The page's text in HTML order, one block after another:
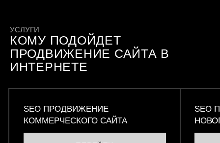
УСЛУГИ
КОМУ ПОДОЙДЕТ
ПРОДВИЖЕНИЕ САЙТА В
ИНТЕРНЕТЕ
SEO ПРОДВИЖЕНИЕ
КОММЕРЧЕСКОГО САЙТА
SEO